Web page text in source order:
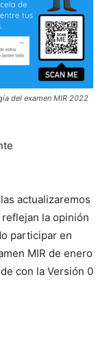
del examen MIR 2022
actualizaremos
la opinión
participar en
MIR de enero
con la Versión 0